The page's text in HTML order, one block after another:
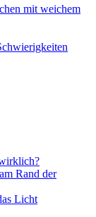
mit weichem
Rand der
Licht